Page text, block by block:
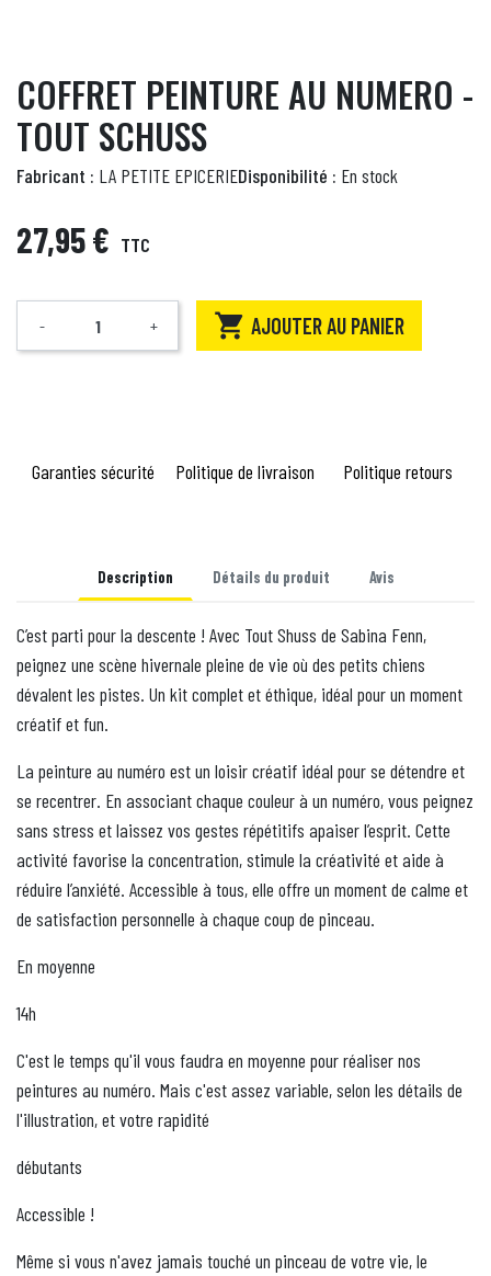
COFFRET PEINTURE AU NUMERO -
TOUT SCHUSS
Fabricant : LA PETITE EPICERIEDisponibilité : En stock
27,95 € TTC
Quantité
- +  AJOUTER AU PANIER
Garanties sécurité Politique de livraison Politique retours
Description Détails du produit Avis
C’est parti pour la descente ! Avec Tout Shuss de Sabina Fenn,
peignez une scène hivernale pleine de vie où des petits chiens
dévalent les pistes. Un kit complet et éthique, idéal pour un moment
créatif et fun.
La peinture au numéro est un loisir créatif idéal pour se détendre et
se recentrer. En associant chaque couleur à un numéro, vous peignez
sans stress et laissez vos gestes répétitifs apaiser l’esprit. Cette
activité favorise la concentration, stimule la créativité et aide à
réduire l’anxiété. Accessible à tous, elle offre un moment de calme et
de satisfaction personnelle à chaque coup de pinceau.
En moyenne
14h
C'est le temps qu'il vous faudra en moyenne pour réaliser nos
peintures au numéro. Mais c'est assez variable, selon les détails de
l'illustration, et votre rapidité
débutants
Accessible !
Même si vous n'avez jamais touché un pinceau de votre vie, le